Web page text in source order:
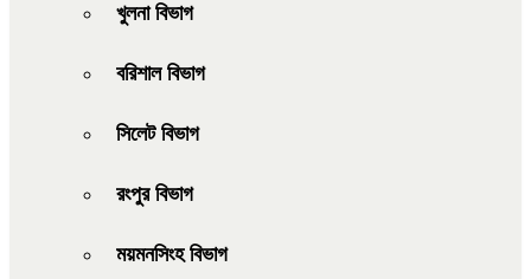
খুলনা বিভাগ
বরিশাল বিভাগ
সিলেট বিভাগ
রংপুর বিভাগ
ময়মনসিংহ বিভাগ